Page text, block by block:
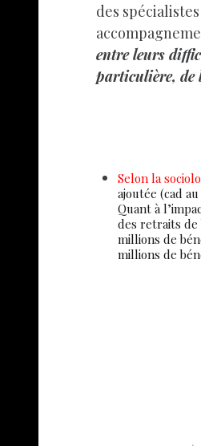
des
entre leurs
particulière, de
Selon la
ajoutée (cad
Quant à
des retraits de
millions de
millions de